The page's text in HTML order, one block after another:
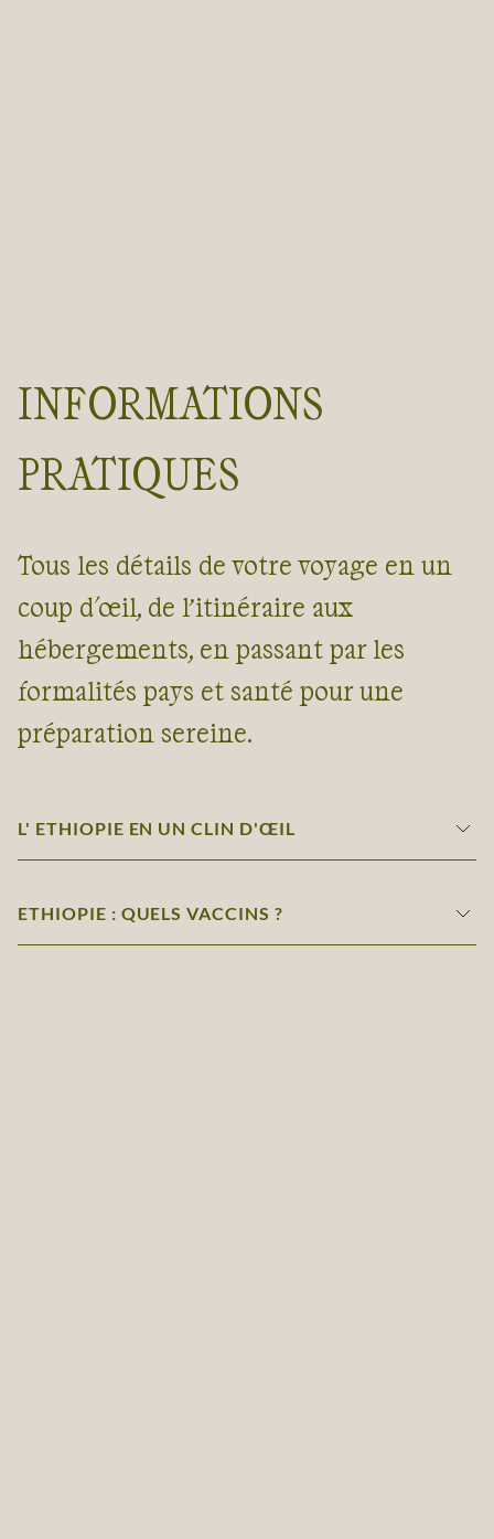
INFORMATIONS
PRATIQUES
Tous les détails de votre voyage en un
coup d'œil, de l’itinéraire aux
hébergements, en passant par les
formalités pays et santé pour une
préparation sereine.
L' ETHIOPIE EN UN CLIN D'ŒIL
ETHIOPIE : QUELS VACCINS ?